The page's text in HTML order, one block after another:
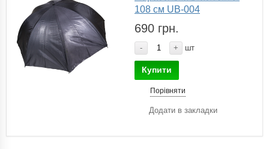
108 см UB-004
690 грн.
- + шт
Купити
Порівняти
Додати в закладки